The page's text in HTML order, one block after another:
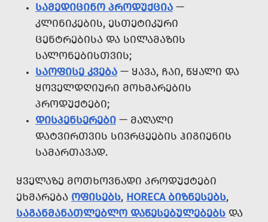
ᲡᲐᲛᲔᲓᲘᲪᲘᲜᲝ ᲞᲠᲝᲓᲣᲥᲪᲘᲐ —
ᲙᲚᲘᲜᲘᲙᲔᲑᲘᲡ, ᲔᲡᲗᲔᲢᲘᲙᲣᲠᲘ
ᲪᲔᲜᲢᲠᲔᲑᲘᲡᲐ ᲓᲐ ᲡᲘᲚᲐᲛᲐᲖᲘᲡ
ᲡᲐᲚᲝᲜᲔᲑᲘᲡᲗᲕᲘᲡ;
ᲡᲐᲝᲤᲘᲡᲔ ᲙᲕᲔᲑᲐ — ᲧᲐᲕᲐ, ᲩᲐᲘ, ᲬᲧᲐᲚᲘ ᲓᲐ
ᲧᲝᲕᲔᲚᲓᲦᲘᲣᲠᲘ ᲛᲝᲮᲛᲐᲠᲔᲑᲘᲡ
ᲞᲠᲝᲓᲣᲥᲢᲔᲑᲘ;
ᲓᲘᲡᲞᲔᲜᲡᲔᲠᲔᲑᲘ — ᲛᲐᲦᲐᲚᲘ
ᲓᲐᲢᲕᲘᲠᲗᲕᲘᲡ ᲡᲘᲕᲠᲪᲔᲔᲑᲘᲡ ᲰᲘᲒᲘᲔᲜᲘᲡ
ᲡᲐᲛᲐᲠᲗᲐᲕᲐᲓ.
ᲧᲕᲔᲚᲐᲖᲔ ᲛᲝᲗᲮᲝᲕᲜᲐᲓᲘ ᲞᲠᲝᲓᲣᲥᲢᲔᲑᲘ
ᲔᲮᲛᲐᲠᲔᲑᲐ ᲝᲤᲘᲡᲔᲑᲡ, HORECA ᲑᲘᲖᲜᲔᲡᲔᲑᲡ,
ᲡᲐᲒᲐᲜᲛᲐᲜᲐᲗᲚᲔᲑᲚᲝ ᲓᲐᲬᲔᲡᲔᲑᲣᲚᲔᲑᲔᲑᲡ ᲓᲐ